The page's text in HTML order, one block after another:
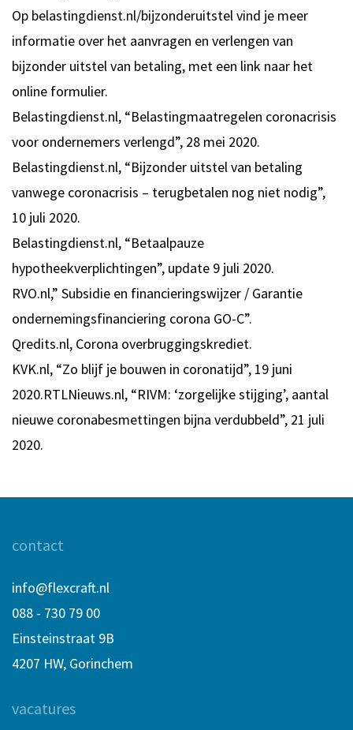
Op belastingdienst.nl/bijzonderuitstel vind je meer
informatie over het aanvragen en verlengen van
bijzonder uitstel van betaling, met een link naar het
online formulier.
Belastingdienst.nl, “Belastingmaatregelen coronacrisis
voor ondernemers verlengd”, 28 mei 2020.
Belastingdienst.nl, “Bijzonder uitstel van betaling
vanwege coronacrisis – terugbetalen nog niet nodig”,
10 juli 2020.
Belastingdienst.nl, “Betaalpauze
hypotheekverplichtingen”, update 9 juli 2020.
RVO.nl,” Subsidie en financieringswijzer / Garantie
ondernemingsfinanciering corona GO-C”.
Qredits.nl, Corona overbruggingskrediet.
KVK.nl, “Zo blijf je bouwen in coronatijd”, 19 juni
2020.RTLNieuws.nl, “RIVM: ‘zorgelijke stijging’, aantal
nieuwe coronabesmettingen bijna verdubbeld”, 21 juli
2020.
contact
info@flexcraft.nl
088 - 730 79 00
Einsteinstraat 9B
4207 HW, Gorinchem
vacatures